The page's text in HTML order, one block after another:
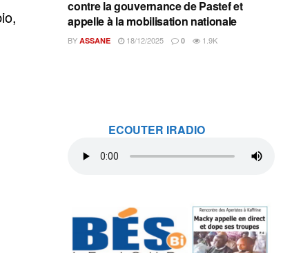
contre la gouvernance de Pastef et
appelle à la mobilisation nationale
BY ASSANE 18/12/2025 0 1.9K
ECOUTER IRADIO